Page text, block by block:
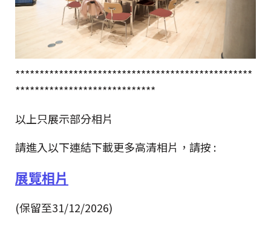
*************************************************
*****************************
以上只展示部分相片
請進入以下連結下載更多高清相片，請按 :
展覽相片
(保留至31/12/2026)